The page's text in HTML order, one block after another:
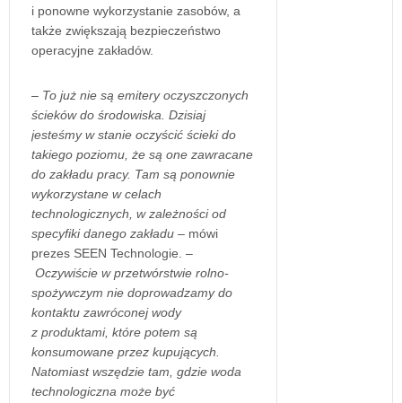
i ponowne wykorzystanie zasobów, a
także zwiększają bezpieczeństwo
operacyjne zakładów.
– To już nie są emitery oczyszczonych
ścieków do środowiska. Dzisiaj
jesteśmy w stanie oczyścić ścieki do
takiego poziomu, że są one zawracane
do zakładu pracy. Tam są ponownie
wykorzystane w celach
technologicznych, w zależności od
specyfiki danego zakładu – mówi
prezes SEEN Technologie. –
Oczywiście w przetwórstwie rolno-
spożywczym nie doprowadzamy do
kontaktu zawróconej wody
z produktami, które potem są
konsumowane przez kupujących.
Natomiast wszędzie tam, gdzie woda
technologiczna może być